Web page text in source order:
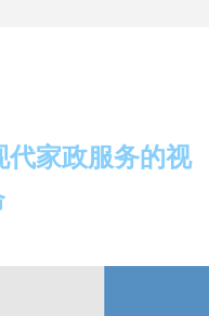
家政服务的视